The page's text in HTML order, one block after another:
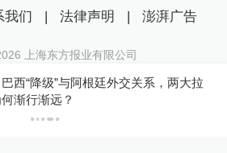
级”与阿根廷外交关系，两大拉
远？
我们 | 法律声明 | 澎湃广告
上海东方报业有限公司
20170116 | 沪ICP备14003370号
服务许可证：31120170006
安备 31010602000299号